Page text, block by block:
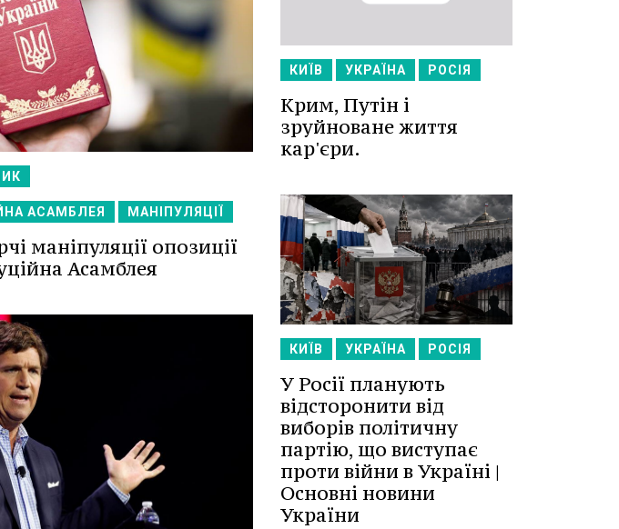
АСАМБЛЕЯ МАНІПУЛЯЦІЇ
маніпуляції опозиції
Асамблея
КИЇВ УКРАЇНА РОСІЯ
Крим, Путін і
зруйноване життя
кар'єри.
КИЇВ УКРАЇНА РОСІЯ
У Росії планують
відсторонити від
виборів політичну
партію, що виступає
проти війни в Україні |
Основні новини
України